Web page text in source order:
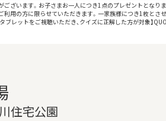
ざいます。お子さまお一人につき1点のプレゼントとなりま
⽤の⽅に限らせていただきます。一家族様につき1枚とさ
ブレットをご視聴いただき、クイズに正解した方が対象】
住宅公園